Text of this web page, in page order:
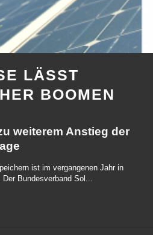
LÄSST
BOOMEN
weiterem Anstieg der
ist im vergangenen Jahr in
Bundesverband Sol...